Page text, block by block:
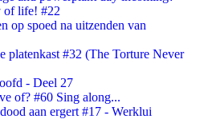
of life! #22
op spoed na uitzenden van
platenkast #32 (The Torture Never
- Deel 27
of? #60 Sing along...
aan ergert #17 - Werklui